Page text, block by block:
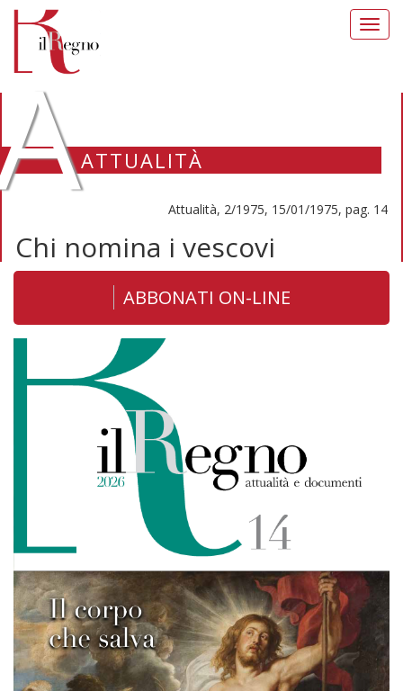
ATTUALITÀ
Attualità, 2/1975, 15/01/1975, pag. 14
Chi nomina i vescovi
ABBONATI ON-LINE